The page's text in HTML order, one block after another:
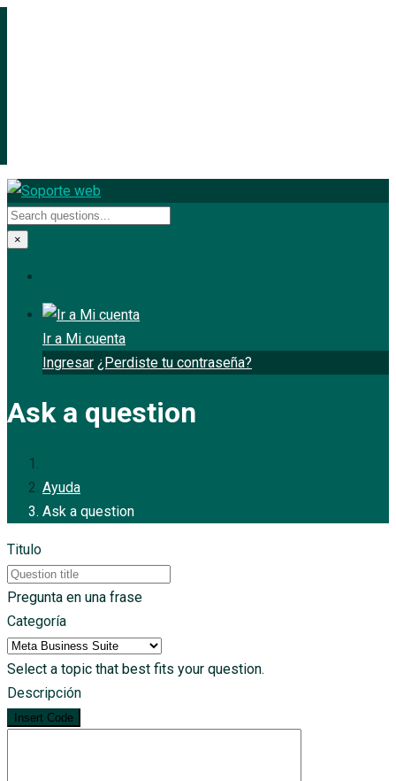
×
Ir a Mi cuenta
Ingresar ¿Perdiste tu contraseña?
Ask a question
Ayuda
Ask a question
Titulo
Pregunta en una frase
Categoría
Select a topic that best fits your question.
Descripción
Insert Code